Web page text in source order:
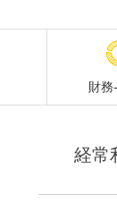
財務
経常